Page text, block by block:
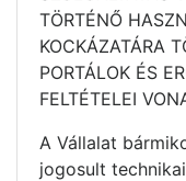
TÖRTÉNŐ
KOCKÁZATÁRA
PORTÁLOK ÉS
FELTÉTELEI
A Vállalat
jogosult